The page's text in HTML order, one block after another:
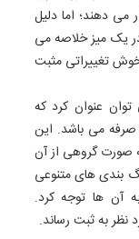
می ‌دهند؛ اما دلیل
یک میز خلاصه می‌
تغییراتی مثبت
عنوان کرد که
صرفه می‌ باشد. این
صورت گروهی از آن
‌بندی ‌های متنوعی
آن‌ ها توجه کرد.
به ثبت رساند.